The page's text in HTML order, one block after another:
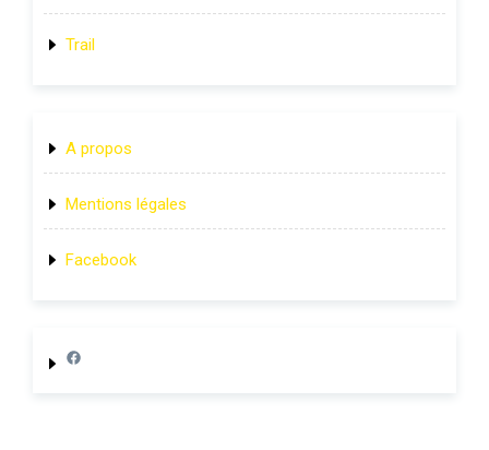
Trail
A propos
Mentions légales
Facebook
Lien page Facebook